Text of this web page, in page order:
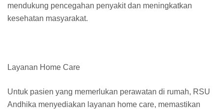
mendukung pencegahan penyakit dan meningkatkan
kesehatan masyarakat.
Layanan Home Care
Untuk pasien yang memerlukan perawatan di rumah, RSU
Andhika menyediakan layanan home care, memastikan